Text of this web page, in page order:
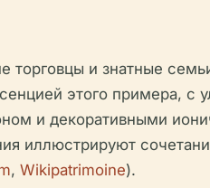
торговцы и знатные
этого примера, с
и декоративными
иллюстрируют
, Wikipatrimoine).